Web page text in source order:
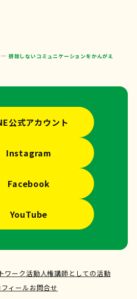
排除しないコミュニケーションをかんがえ
公式アカウント
Instagram
Facebook
YouTube
ワーク活動人権講師としての活動
ィールお問合せ